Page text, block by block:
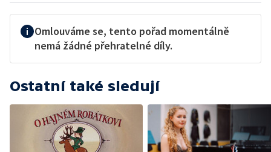
Omlouváme se, tento pořad momentálně
nemá žádné přehratelné díly.
Ostatní také sledují